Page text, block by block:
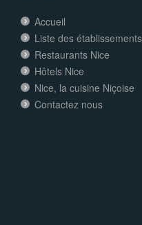
Accueil
Liste des établissements
Restaurants Nice
Hôtels Nice
Nice, la cuisine Niçoise
Contactez nous